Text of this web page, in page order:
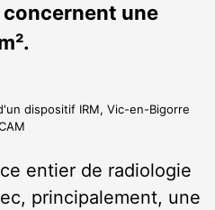
une
dispositif IRM, Vic-en-Bigorre
entier de radiologie
principalement, une